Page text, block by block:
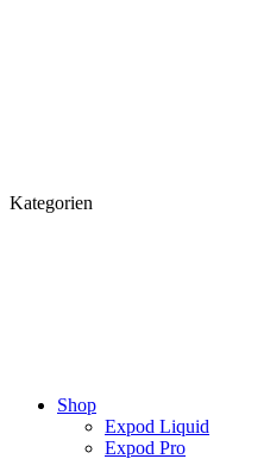
Kategorien
Shop
Expod Liquid
Expod Pro